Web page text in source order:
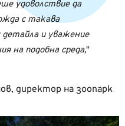
удоволствие да
с такава
и уважение
на подобна среда,
директор на зоопарк